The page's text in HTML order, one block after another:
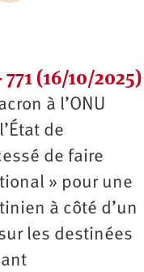
(16/10/2025)
à l’ONU
de
de faire
» pour une
à côté d’un
les destinées